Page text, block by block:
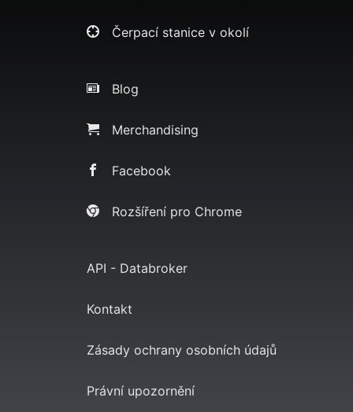
Čerpací stanice v okolí
Blog
Merchandising
Facebook
Rozšíření pro Chrome
API - Databroker
Kontakt
Zásady ochrany osobních údajů
Právní upozornění